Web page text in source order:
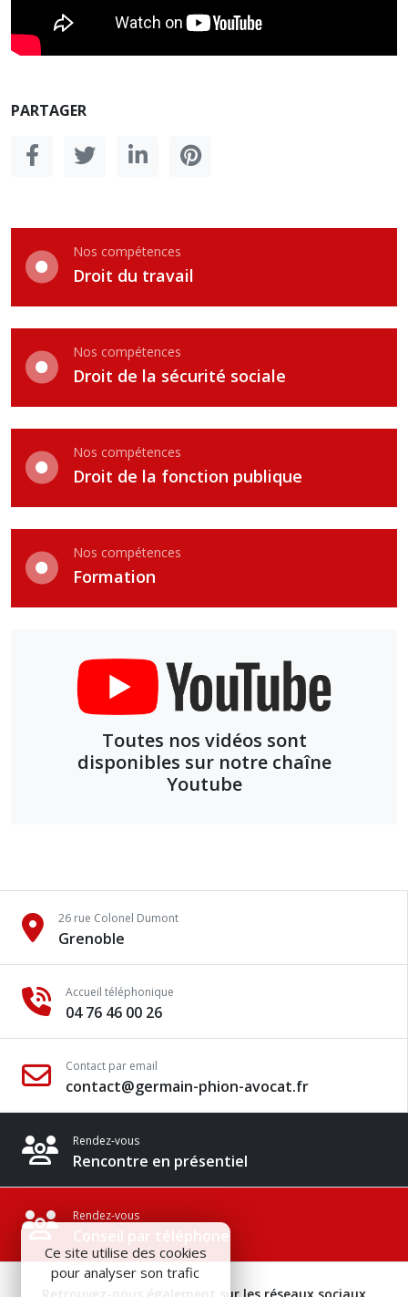
PARTAGER
Nos compétences
Droit du travail
Nos compétences
Droit de la sécurité sociale
Nos compétences
Droit de la fonction publique
Nos compétences
Formation
Toutes nos vidéos sont
disponibles sur notre chaîne
Youtube
26 rue Colonel Dumont
Grenoble
Accueil téléphonique
04 76 46 00 26
Contact par email
contact@germain-phion-avocat.fr
Rendez-vous
Rencontre en présentiel
Rendez-vous
Conseil par téléphone
Ce site utilise des cookies
pour analyser son trafic